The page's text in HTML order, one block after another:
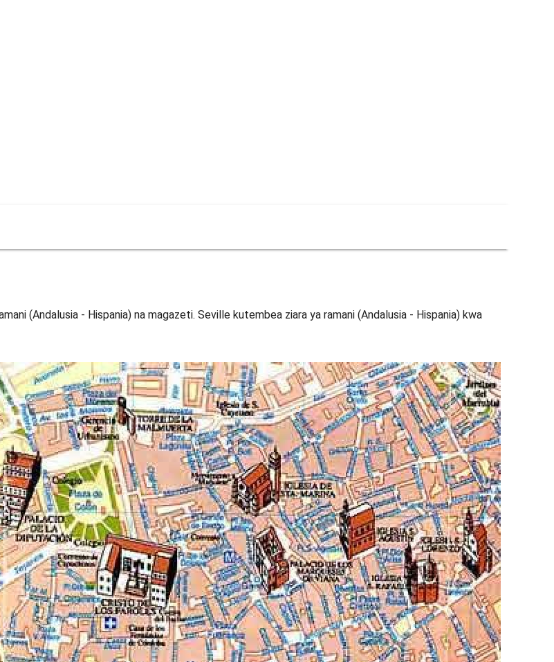
(Andalusia - Hispania) na magazeti. Seville kutembea ziara ya ramani (Andalusia - Hispania) kwa